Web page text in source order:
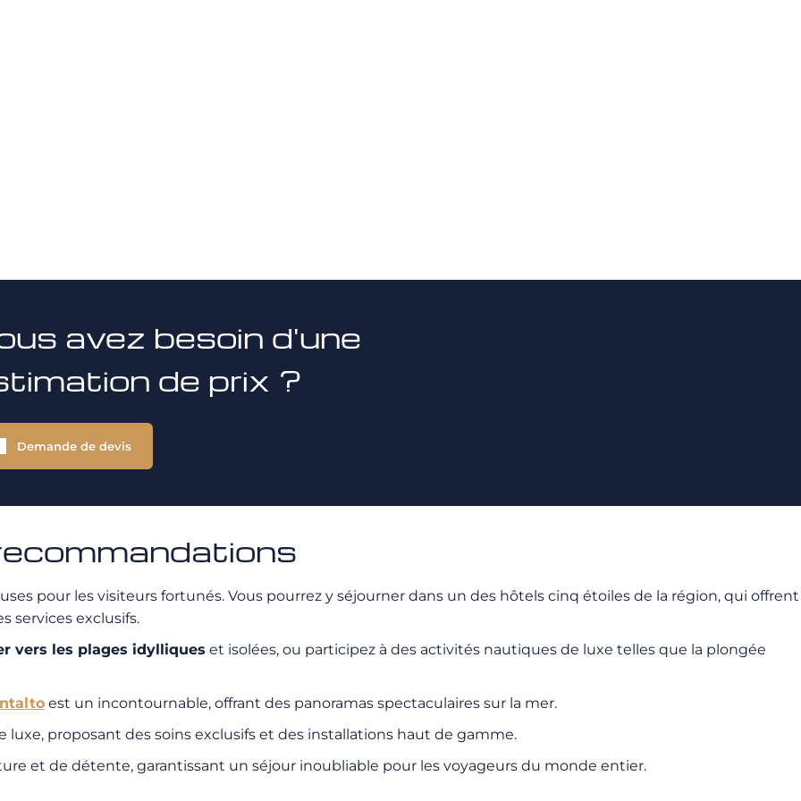
avez besoin d'une
de prix ?
Demande de devis
pour les visiteurs fortunés. Vous pourrez y séjourner dans un des hôtels cinq étoiles de la région, qui offrent
services exclusifs.
vers les plages idylliques et isolées, ou participez à des activités nautiques de luxe telles que la plongée
est un incontournable, offrant des panoramas spectaculaires sur la mer.
luxe, proposant des soins exclusifs et des installations haut de gamme.
et de détente, garantissant un séjour inoubliable pour les voyageurs du monde entier.